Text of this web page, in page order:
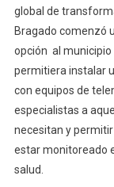
global de
Bragado comenzó
opción al municipio
permitiera instalar
con equipos de
especialistas a
necesitan y
estar monitoreado
salud.